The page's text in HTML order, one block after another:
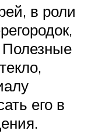
в роли
его в